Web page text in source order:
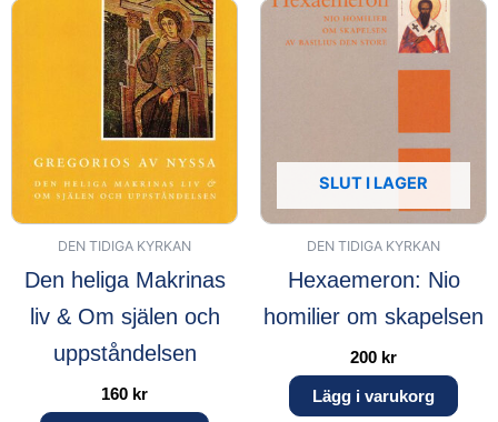
DEN TIDIGA KYRKAN
Den heliga Makrinas
liv & Om själen och
uppståndelsen
160 kr
SLUT I LAGER
DEN TIDIGA KYRKAN
Hexaemeron: Nio
homilier om skapelsen
200 kr
Lägg i varukorg